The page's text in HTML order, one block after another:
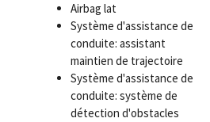
Airbag lat
Système d'assistance de
conduite: assistant
maintien de trajectoire
Système d'assistance de
conduite: système de
détection d'obstacles